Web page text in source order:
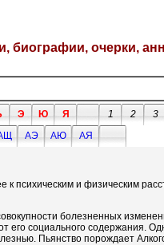
биографии, очерки,
Э Ю Я 1 2 3
АЭ АЮ
АЯ
к психическим и физическим
болезненных
его социального содержания.
Пьянство порождает